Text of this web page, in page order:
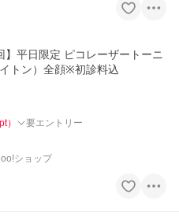
】平日限定 ピコレーザートーニ
トン）全顔※初診料込
pt） 要エントリー
ショップ